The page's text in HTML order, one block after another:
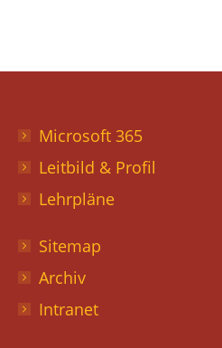
Microsoft 365
Leitbild & Profil
Lehrpläne
Sitemap
Archiv
Intranet